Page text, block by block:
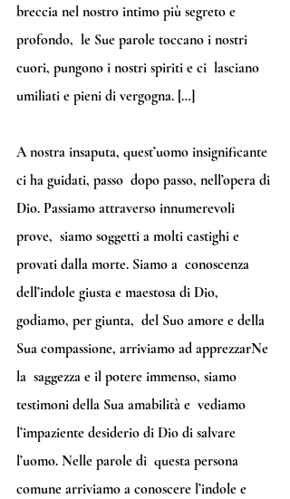
breccia nel nostro intimo più segreto e
profondo,  le Sue parole toccano i nostri
cuori, pungono i nostri spiriti e ci  lasciano
umiliati e pieni di vergogna. […]
A nostra insaputa, quest’uomo insignificante
ci ha guidati, passo  dopo passo, nell’opera di
Dio. Passiamo attraverso innumerevoli
prove,  siamo soggetti a molti castighi e
provati dalla morte. Siamo a  conoscenza
dell’indole giusta e maestosa di Dio,
godiamo, per giunta,  del Suo amore e della
Sua compassione, arriviamo ad apprezzarNe
la  saggezza e il potere immenso, siamo
testimoni della Sua amabilità e  vediamo
l’impaziente desiderio di Dio di salvare
l’uomo. Nelle parole di  questa persona
comune arriviamo a conoscere l’indole e